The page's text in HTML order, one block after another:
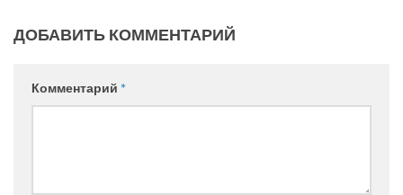
ДОБАВИТЬ КОММЕНТАРИЙ
Комментарий *